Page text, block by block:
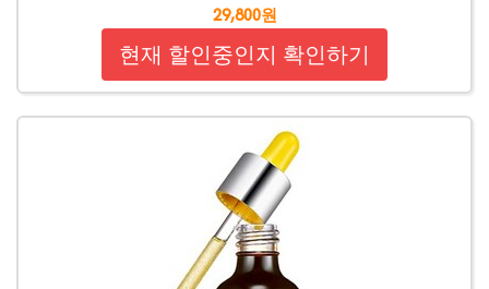
29,800원
현재 할인중인지 확인하기